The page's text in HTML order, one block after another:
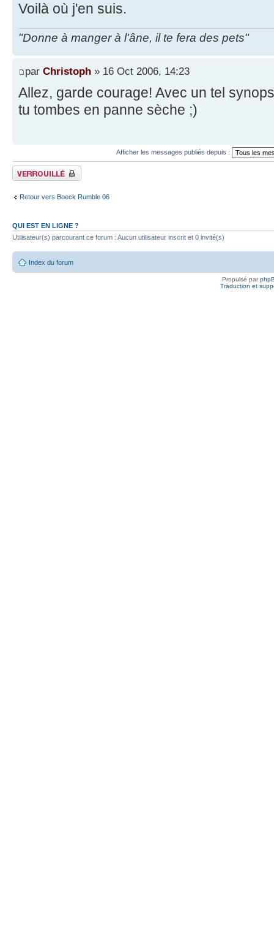
Voilà où j'en suis.
"Donne à manger à l'âne, il te fera des pets"
par Christoph » 16 Oct 2006, 14:23
Allez, garde courage! Avec un tel
tu tombes en panne sèche ;)
Afficher les messages publiés depuis :
Fil verrouillé
Retour vers Boeck Rumble 06
QUI EST EN LIGNE ?
Utilisateur(s) parcourant ce forum : Aucun utilisateur inscrit et 0 invité(s)
Index du forum
Propulsé par
Traduction et